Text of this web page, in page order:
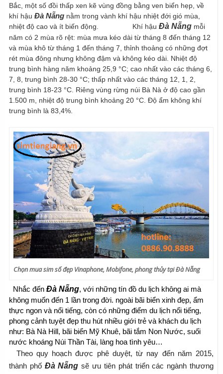
Bắc, một số đồi thấp xen kẽ vùng đồng bằng ven biển hẹp, về
khí hậu Đà Nẵng nằm trong vành khí hậu nhiệt đới gió mùa,
nhiệt độ cao và ít biến động.                 Khí hậu Đà Nẵng mỗi
năm có 2 mùa rõ rệt: mùa mưa kéo dài từ tháng 8 đến tháng 12
và mùa khô từ tháng 1 đến tháng 7, thỉnh thoảng có những đợt
rét mùa đông nhưng không đậm và không kéo dài. Nhiệt độ
trung bình hàng năm khoảng 25,9 °C; cao nhất vào các tháng 6,
7, 8, trung bình 28-30 °C; thấp nhất vào các tháng 12, 1, 2,
trung bình 18-23 °C. Riêng vùng rừng núi Bà Nà ở độ cao gần
1.500 m, nhiệt độ trung bình khoảng 20 °C. Độ ẩm không khí
trung bình là 83,4%.
Chọn mua sim số đẹp Vinaphone, Mobifone, phong thủy tại Đà Nẵng
Nhắc đến Đà Nẵng, với những tín đồ du lịch không ai mà
không muốn đến 1 lần trong đời. ngoài bãi biển xinh đẹp, ẩm
thực ngon và nổi tiếng, còn có những điểm du lịch nổi tiếng,
phong cảnh tuyệt đẹp thu hút nhiều giới trẻ và khách du lịch
như: Bà Nà Hill, bãi biển Mỹ Khuê, bãi tắm Non Nước, suối
nước khoáng Núi Thần Tài, làng hoa tình yêu…
thành phố Đà Nẵng sẽ ưu tiên phát triển các ngành thương